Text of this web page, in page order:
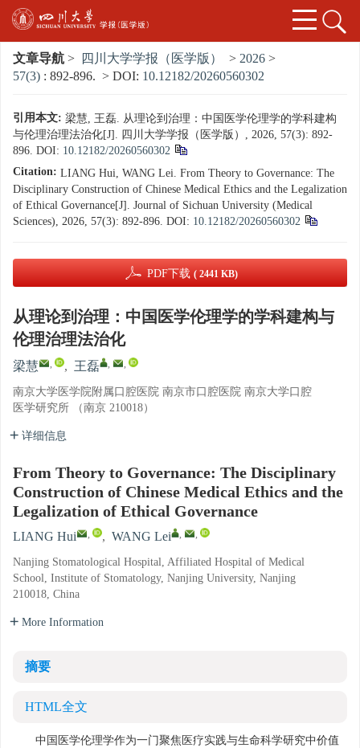
文章导航 > 四川大学学报（医学版） > 2026 >
57(3) : 892-896. > DOI: 10.12182/20260560302
引用本文: 梁慧, 王磊. 从理论到治理：中国医学伦理学的学科建构
与伦理治理法治化[J]. 四川大学学报（医学版）, 2026, 57(3): 892-
896. DOI: 10.12182/20260560302
Citation: LIANG Hui, WANG Lei. From Theory to Governance: The
Disciplinary Construction of Chinese Medical Ethics and the Legalization
of Ethical Governance[J]. Journal of Sichuan University (Medical
Sciences), 2026, 57(3): 892-896. DOI: 10.12182/20260560302
PDF下载 ( 2441 KB)
从理论到治理：中国医学伦理学的学科建构与
伦理治理法治化
梁慧 , , 王磊 , ,
南京大学医学院附属口腔医院 南京市口腔医院 南京大学口腔
医学研究所 （南京 210018）
详细信息
From Theory to Governance: The Disciplinary
Construction of Chinese Medical Ethics and the
Legalization of Ethical Governance
LIANG Hui , , WANG Lei , ,
Nanjing Stomatological Hospital, Affiliated Hospital of Medical
School, Institute of Stomatology, Nanjing University, Nanjing
210018, China
More Information
摘要
HTML全文
中国医学伦理学作为一门聚焦医疗实践与生命科学研究中价值